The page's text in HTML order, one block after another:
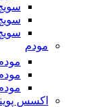
سویچ TPLINK
سویچ
سویچ
مودم
مودم dsl-vdsl
مودم
مودم
اکسس پوینت